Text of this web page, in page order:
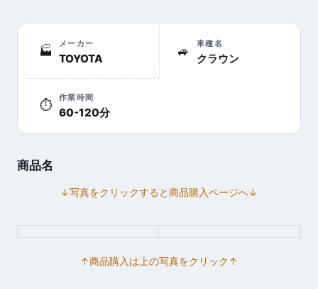
🏭
メーカー
TOYOTA
🚙
車種名
クラウン
⏱
作業時間
60-120分
商品名
↓写真をクリックすると商品購入ページへ↓
↑商品購入は上の写真をクリック↑